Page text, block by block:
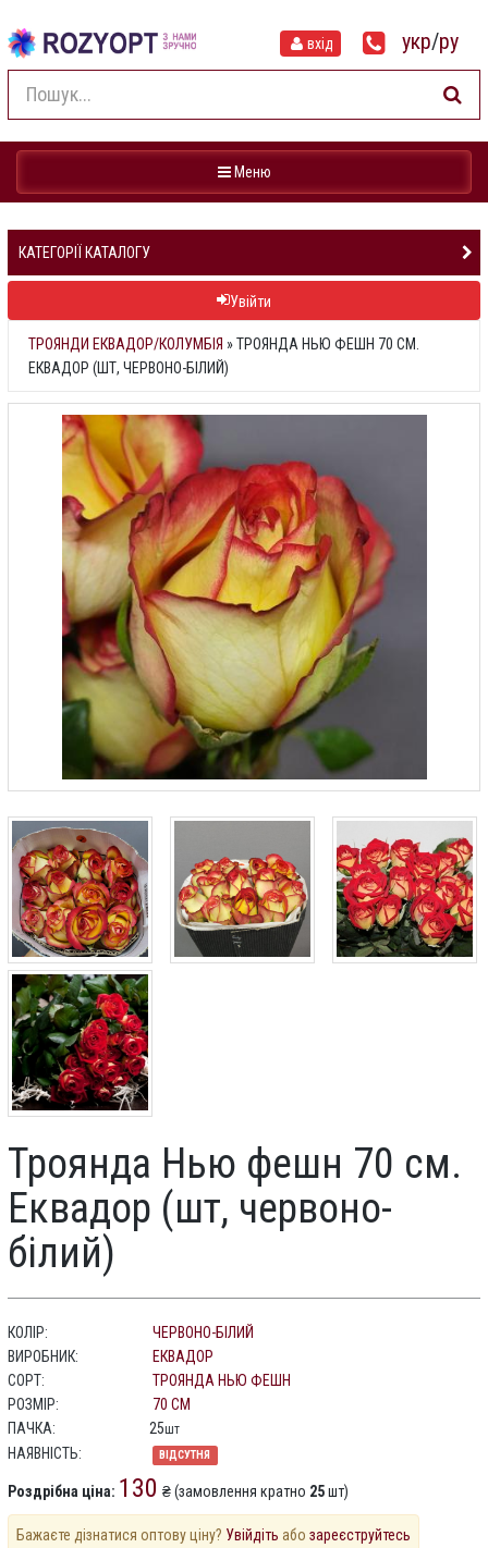
вхід укр/ру
Навігація
Меню
КАТЕГОРІЇ КАТАЛОГУ
Увійти
ТРОЯНДИ ЕКВАДОР/КОЛУМБІЯ »ТРОЯНДА НЬЮ ФЕШН 70 СМ.
ЕКВАДОР (ШТ, ЧЕРВОНО-БІЛИЙ)
Троянда Нью фешн 70 см.
Еквадор (шт, червоно-
білий)
КОЛІР:
ЧЕРВОНО-БІЛИЙ
ВИРОБНИК:
ЕКВАДОР
СОРТ:
ТРОЯНДА НЬЮ ФЕШН
РОЗМІР:
70 СМ
ПАЧКА:
25шт
НАЯВНІСТЬ: ВІДСУТНЯ
Роздрібна ціна: 130 ₴ (замовлення кратно 25шт)
Бажаєте дізнатися оптову ціну? Увійдіть або зареєструйтесь